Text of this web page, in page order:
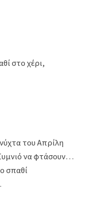
στο χέρι,
του Απρίλη
να φτάσουν…
σπαθί